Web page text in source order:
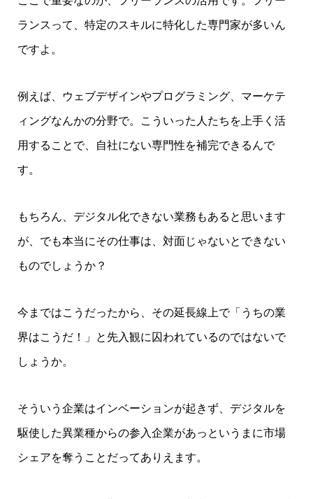
ランスって、特定のスキルに特化した専門家が多いん
ですよ。
例えば、ウェブデザインやプログラミング、マーケテ
ィングなんかの分野で。こういった人たちを上手く活
用することで、自社にない専門性を補完できるんで
す。
もちろん、デジタル化できない業務もあると思います
が、でも本当にその仕事は、対面じゃないとできない
ものでしょうか？
今まではこうだったから、その延長線上で「うちの業
界はこうだ！」と先入観に囚われているのではないで
しょうか。
そういう企業はインベーションが起きず、デジタルを
駆使した異業種からの参入企業があっというまに市場
シェアを奪うことだってありえます。